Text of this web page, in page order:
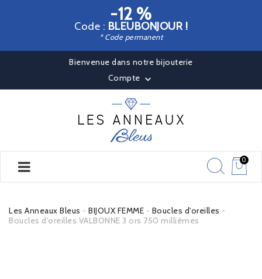
-12 %
Code : BLEUBONJOUR !
* Code permanent
Bienvenue dans notre bijouterie
Compte 
0
Les Anneaux Bleus BIJOUX FEMME
Boucles d'oreilles
Boucles d'oreilles VALBONNE 3 ors 750 millièmes